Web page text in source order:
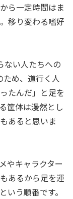
ら一定時間はま
移り変わる嗜好
ない人たちへの
ため、道行く人
たんだ」と足を
筐体は漫然とし
あると思いま
やキャラクター
あるから足を運
いう順番です。